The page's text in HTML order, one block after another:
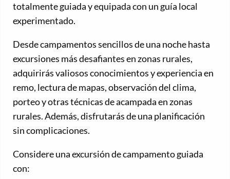
totalmente guiada y equipada con un guía local
experimentado.
Desde campamentos sencillos de una noche hasta
excursiones más desafiantes en zonas rurales,
adquirirás valiosos conocimientos y experiencia en
remo, lectura de mapas, observación del clima,
porteo y otras técnicas de acampada en zonas
rurales. Además, disfrutarás de una planificación
sin complicaciones.
Considere una excursión de campamento guiada
con: